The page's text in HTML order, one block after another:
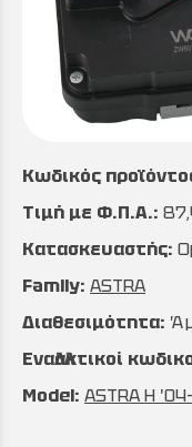
Κωδικός
Τιμή με Φ.Π.Α.:
Κατασκευαστής:
Family: ASTRA
Διαθεσιμότητα:
Εναλλακτικοί
Model: ASTRA H